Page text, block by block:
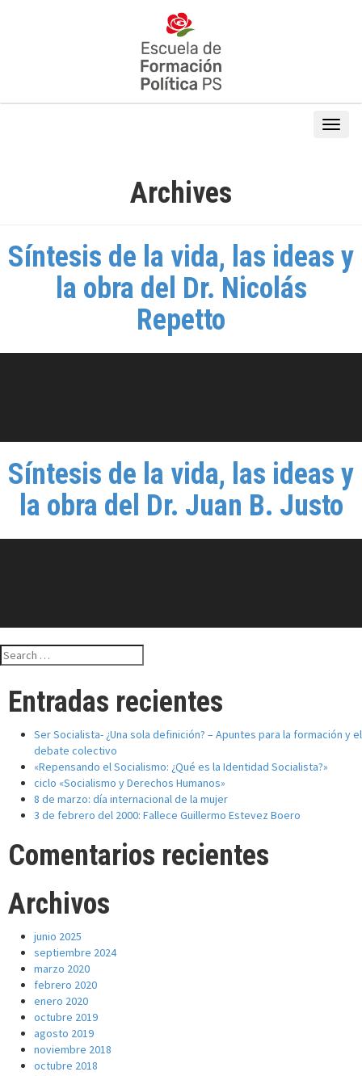
Archives
Síntesis de la vida, las ideas y
la obra del Dr. Nicolás
Repetto
Síntesis de la vida, las ideas y
la obra del Dr. Juan B. Justo
Search
for:
Entradas recientes
Ser Socialista- ¿Una sola definición? – Apuntes para la formación y el
debate colectivo
«Repensando el Socialismo: ¿Qué es la Identidad Socialista?»
ciclo «Socialismo y Derechos Humanos»
8 de marzo: día internacional de la mujer
3 de febrero del 2000: Fallece Guillermo Estevez Boero
Comentarios recientes
Archivos
junio 2025
septiembre 2024
marzo 2020
febrero 2020
enero 2020
octubre 2019
agosto 2019
noviembre 2018
octubre 2018